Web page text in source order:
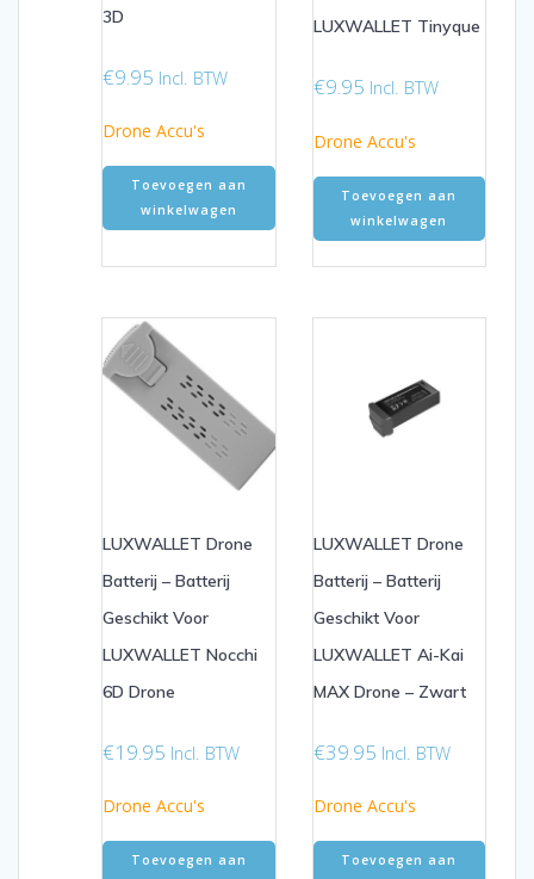
3D
€9.95 Incl. BTW
Drone Accu's
Toevoegen aan
winkelwagen
LUXWALLET Tinyque
€9.95 Incl. BTW
Drone Accu's
Toevoegen aan
winkelwagen
LUXWALLET Drone
Batterij – Batterij
Geschikt Voor
LUXWALLET Nocchi
6D Drone
€19.95 Incl. BTW
Drone Accu's
Toevoegen aan
LUXWALLET Drone
Batterij – Batterij
Geschikt Voor
LUXWALLET Ai-Kai
MAX Drone – Zwart
€39.95 Incl. BTW
Drone Accu's
Toevoegen aan